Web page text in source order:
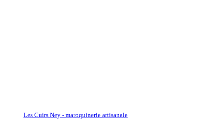
Les Cuirs Ney - maroquinerie artisanale